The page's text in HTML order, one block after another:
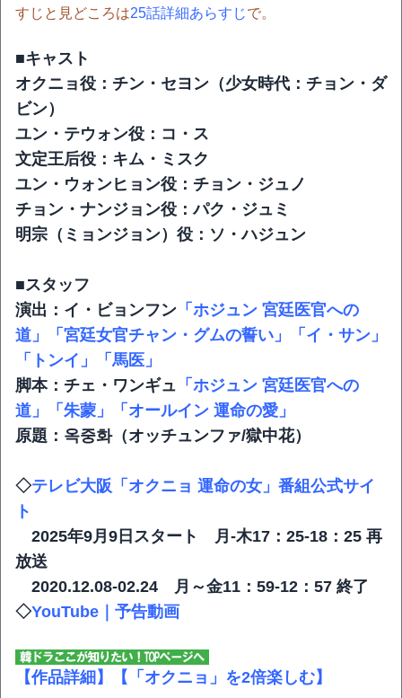
すじと見どころは25話詳細あらすじで。
■キャスト
オクニョ役：チン・セヨン（少女時代：チョン・ダ
ビン）
ユン・テウォン役：コ・ス
文定王后役：キム・ミスク
ユン・ウォンヒョン役：チョン・ジュノ
チョン・ナンジョン役：パク・ジュミ
明宗（ミョンジョン）役：ソ・ハジュン
■スタッフ
演出：イ・ビョンフン 「ホジュン 宮廷医官への
道」
「宮廷女官チャン・グムの誓い」
「イ・サン」
「トンイ」
「馬医」
脚本：チェ・ワンギュ 「ホジュン 宮廷医官への
道」
「朱蒙」
「オールイン 運命の愛」
原題：옥중화（オッチュンファ/獄中花）
◇テレビ大阪「オクニョ 運命の女」番組公式サイ
ト
2025年9月9日スタート 月-木17：25-18：25 再
放送
2020.12.08-02.24 月～金11：59-12：57 終了
◇YouTube｜予告動画
【作品詳細】 【「オクニョ」を2倍楽しむ】